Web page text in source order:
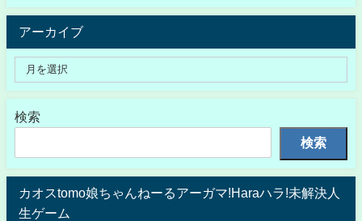
アーカイブ
検索
検索
カオスtomo娘ちゃんねーるアーガマ!Haraハラ!未解決人
生ゲーム